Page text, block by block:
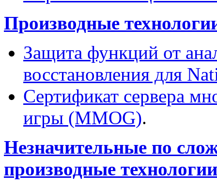
Производные
Защита функций от
восстановления для
Сертификат сервера
игры (MMOG).
Незначительные по
производные технологии